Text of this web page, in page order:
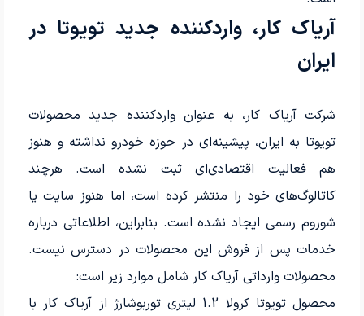
آریاک کار، واردکننده جدید تویوتا در
ایران
شرکت آریاک کار، به عنوان واردکننده جدید محصولات
تویوتا به ایران، پیشینه‌ای در حوزه خودرو نداشته و هنوز
هم فعالیت اقتصادی‌ای ثبت نشده است. هرچند
کاتالوگ‌های خود را منتشر کرده است، اما هنوز سایت یا
شوروم رسمی ایجاد نشده است. بنابراین، اطلاعاتی درباره
خدمات پس از فروش این محصولات در دسترس نیست.
محصولات وارداتی آریاک کار شامل موارد زیر است:
محصول تویوتا کرولا 1.2 لیتری توربوشارژ از آریاک کار با